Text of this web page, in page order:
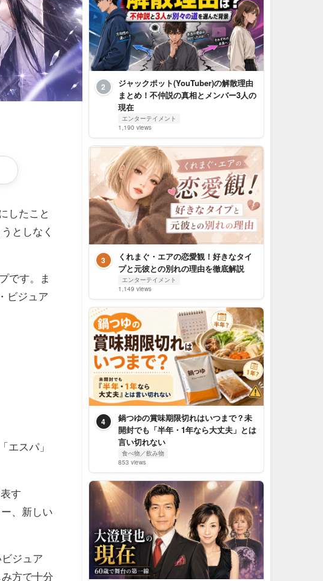
したこと
としなく
です。ま
ビジュア
スパ」
す
、新しい
ジュア
方で十分
2
ジャックポット(YouTuber)の解散理由
まとめ！不仲説の真相とメンバー3人の
現在
エンターテイメント
1,190 views
3
くれまぐ・エアの恋愛観！好きなタイ
プと元彼との別れの理由を徹底解説
エンターテイメント
1,149 views
4
鍋つゆの賞味期限切れはいつまで？未
開封でも「半年・1年なら大丈夫」とは
言い切れない
食べ物／飲み物
853 views